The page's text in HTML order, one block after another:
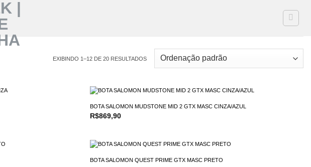
EXIBINDO 1–12 DE 20 RESULTADOS
BOTA SALOMON MUDSTONE MID 2 GTX MASC CINZA/AZUL
R$869,90
BOTA SALOMON QUEST PRIME GTX MASC PRETO